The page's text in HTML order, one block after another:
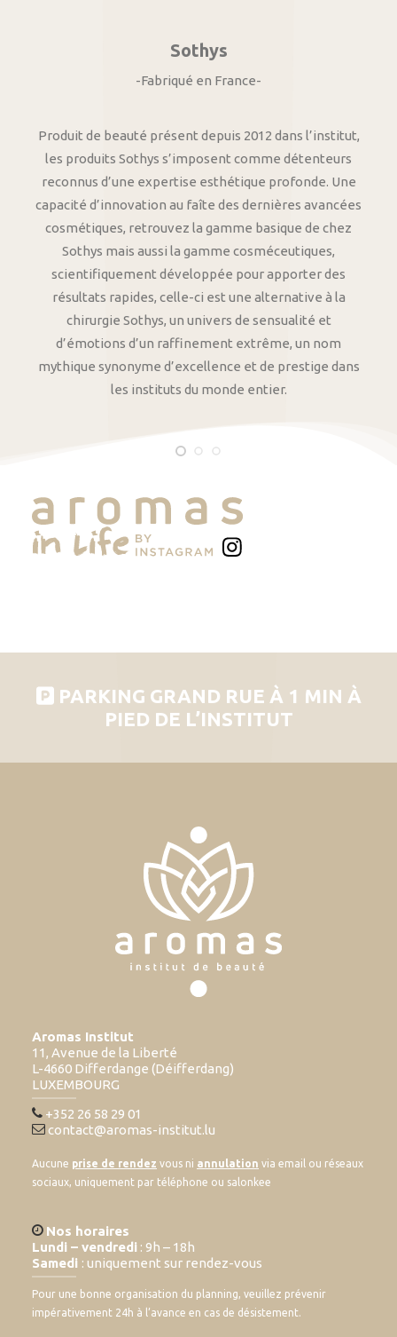
Sothys
-Fabriqué en France-
Produit de beauté présent depuis 2012 dans l’institut,
les produits Sothys s’imposent comme détenteurs
reconnus d’une expertise esthétique profonde. Une
capacité d’innovation au faîte des dernières avancées
cosmétiques, retrouvez la gamme basique de chez
Sothys mais aussi la gamme cosméceutiques,
scientifiquement développée pour apporter des
résultats rapides, celle-ci est une alternative à la
chirurgie Sothys, un univers de sensualité et
d’émotions d’un raffinement extrême, un nom
mythique synonyme d’excellence et de prestige dans
les instituts du monde entier.
PARKING GRAND RUE À 1 MIN À
PIED DE L’INSTITUT
Aromas Institut
11, Avenue de la Liberté
L-4660 Differdange (Déifferdang)
LUXEMBOURG
+352 26 58 29 01
contact@aromas-institut.lu
Aucune prise de rendez vous ni annulation via email ou réseaux
sociaux, uniquement par téléphone ou salonkee
Nos horaires
Lundi – vendredi : 9h – 18h
Samedi : uniquement sur rendez-vous
Pour une bonne organisation du planning, veuillez prévenir
impérativement 24h à l’avance en cas de désistement.